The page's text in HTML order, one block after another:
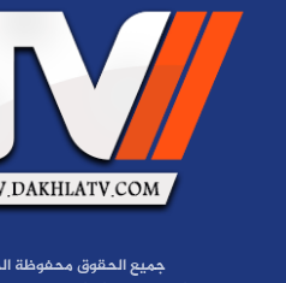
جميع الحقوق محفوظة